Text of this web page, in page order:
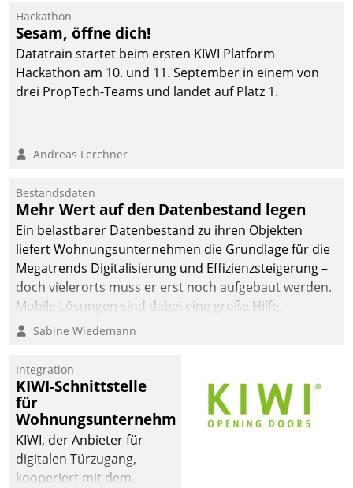
Ressort Kapitalanlage für
künftige Aufgaben und
Herausforderungen
gerüstet.
Hackathon
Sesam, öffne dich!
Datatrain startet beim ersten KIWI Platform
Hackathon am 10. und 11. September in einem von
drei PropTech-Teams und landet auf Platz 1.
Andreas Lerchner
Bestandsdaten
Mehr Wert auf den Datenbestand legen
Ein belastbarer Datenbestand zu ihren Objekten
liefert Wohnungsunternehmen die Grundlage für die
Megatrends Digitalisierung und Effizienzsteigerung –
doch vielerorts muss er erst noch aufgebaut werden.
Mobile Lösungen sind dabei eine große Hilfe.
Sabine Wiedemann
Integration
KIWI-Schnittstelle
für
Wohnungsunternehmen
KIWI, der Anbieter für
digitalen Türzugang,
kooperiert mit dem